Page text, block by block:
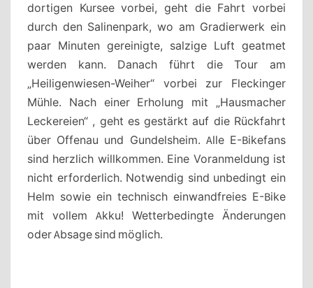
dortigen Kursee vorbei, geht die Fahrt vorbei
durch den Salinenpark, wo am Gradierwerk ein
paar Minuten gereinigte, salzige Luft geatmet
werden kann. Danach führt die Tour am
„Heiligenwiesen-Weiher“ vorbei zur Fleckinger
Mühle. Nach einer Erholung mit „Hausmacher
Leckereien“ , geht es gestärkt auf die Rückfahrt
über Offenau und Gundelsheim. Alle E-Bikefans
sind herzlich willkommen. Eine Voranmeldung ist
nicht erforderlich. Notwendig sind unbedingt ein
Helm sowie ein technisch einwandfreies E-Bike
mit vollem Akku! Wetterbedingte Änderungen
oder Absage sind möglich.